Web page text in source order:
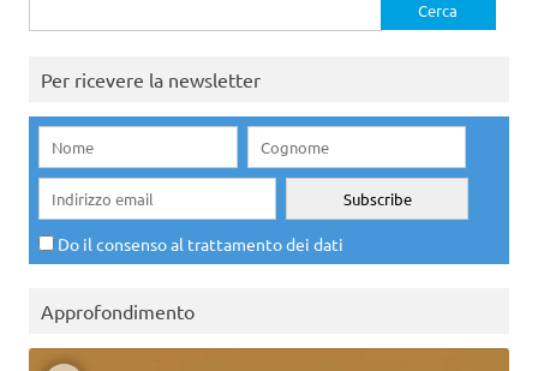
per:
Per ricevere la newsletter
Do il consenso al trattamento dei dati
Approfondimento